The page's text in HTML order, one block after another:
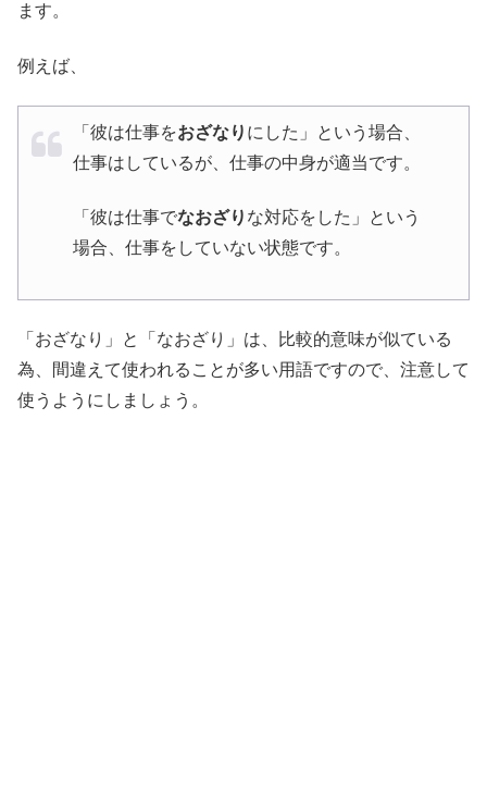
ます。
例えば、
「彼は仕事をおざなり にした」という場合、
仕事はしているが、仕事の中身が適当です。
「彼は仕事でなおざり な対応をした」という
場合、仕事をしていない状態です。
「おざなり」と「なおざり」は、比較的意味が似ている
為、間違えて使われることが多い用語ですので、注意して
使うようにしましょう。